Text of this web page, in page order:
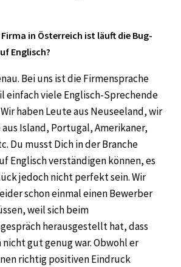
in Österreich ist läuft die Bug-
Englisch?
Bei uns ist die Firmensprache
einfach viele Englisch-Sprechende
haben Leute aus Neuseeland, wir
Island, Portugal, Amerikaner,
Du musst Dich in der Branche
Englisch verständigen können, es
jedoch nicht perfekt sein. Wir
schon einmal einen Bewerber
weil sich beim
herausgestellt hat, dass
nicht gut genug war. Obwohl er
richtig positiven Eindruck